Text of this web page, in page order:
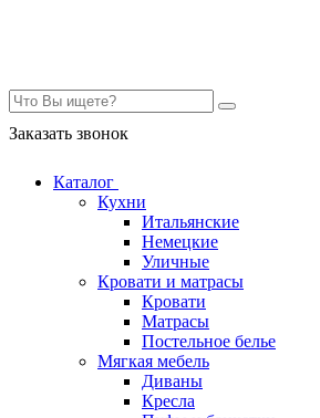
Заказать звонок
Каталог
Кухни
Итальянские
Немецкие
Уличные
Кровати и матрасы
Кровати
Матрасы
Постельное белье
Мягкая мебель
Диваны
Кресла